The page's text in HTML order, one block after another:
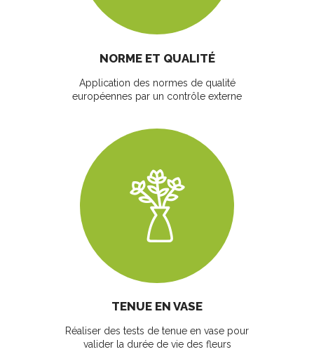
NORME ET QUALITÉ
Application des normes de qualité
européennes par un contrôle externe
TENUE EN VASE
Réaliser des tests de tenue en vase pour
valider la durée de vie des fleurs